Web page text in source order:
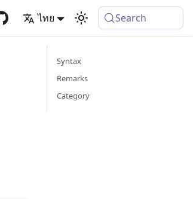
ไทย Search
Syntax
Remarks
Category